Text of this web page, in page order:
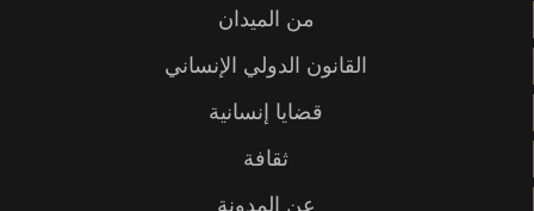
من الميدان
القانون الدولي الإنساني
قضايا إنسانية
ثقافة
عن المدونة